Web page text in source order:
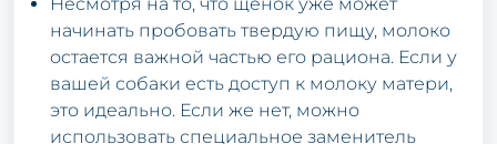
Несмотря на то, что щенок уже может
начинать пробовать твердую пищу, молоко
остается важной частью его рациона. Если у
вашей собаки есть доступ к молоку матери,
это идеально. Если же нет, можно
использовать специальное заменитель